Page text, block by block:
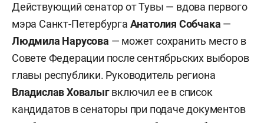
Действующий сенатор от Тувы — вдова первого
мэра Санкт-Петербурга Анатолия Собчака —
Людмила Нарусова — может сохранить место в
Совете Федерации после сентябрьских выборов
главы республики. Руководитель региона
Владислав Ховалыгвключил ее в список
кандидатов в сенаторы при подаче документов